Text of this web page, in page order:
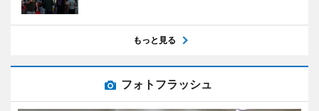
もっと見る
フォトフラッシュ